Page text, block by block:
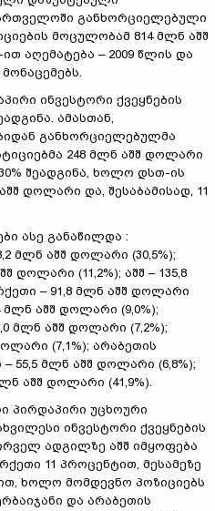
განხორციელებული
მოცულობამ 814 მლნ აშშ
აღემატება – 2009 წლის და
ინვესტორი ქვეყნების
ამასთან,
განხორციელებულმა
248 მლნ აშშ დოლარი
შეადგინა, ხოლო დსთ-ის
დოლარი და, შესაბამისად, 11
ასე განაწილდა :
მლნ აშშ დოლარი (30,5%);
დოლარი (11,2%); აშშ – 135,8
– 91,8 მლნ აშშ დოლარი
მლნ აშშ დოლარი (9,0%);
მლნ აშშ დოლარი (7,2%);
(7,1%); არაბეთის
55,5 მლნ აშშ დოლარი (6,8%);
აშშ დოლარი (41,9%).
პირდაპირი უცხოური
ინვესტორი ქვეყნების
ადგილზე აშშ იმყოფება
11 პროცენტით, მესამეზე
ხოლო მომდევნო პოზიციებს
და არაბეთის